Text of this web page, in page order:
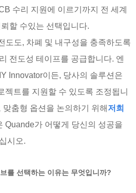
수리 지원에 이르기까지 전 세계
할 수있는 선택입니다.
도도, 차폐 및 내구성을 충족하도록
전도성 테이프를 공급합니다. 엔
Innovator이든, 당사의 솔루션은
젝트를 지원할 수 있도록 조정됩니
춤형 옵션을 논의하기 위해 저희
Quande가 어떻게 당신의 성공을
시오.
를 선택하는 이유는 무엇입니까?